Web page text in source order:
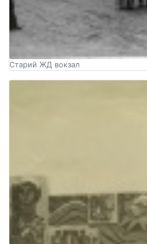
Старий ЖД вокзал